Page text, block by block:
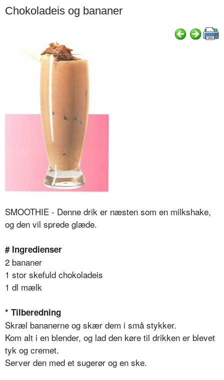
Chokoladeis og bananer
SMOOTHIE - Denne drik er næsten som en milkshake,
og den vil sprede glæde.
# Ingredienser
2 bananer
1 stor skefuld chokoladeis
1 dl mælk
* Tilberedning
Skræl bananerne og skær dem i små stykker.
Kom alt i en blender, og lad den køre til drikken er blevet
tyk og cremet.
Server den med et sugerør og en ske.